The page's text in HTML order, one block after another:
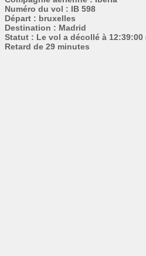
Numéro du vol : IB 598
Départ : bruxelles
Destination : Madrid
Statut : Le vol a décollé à
Retard de 29 minutes